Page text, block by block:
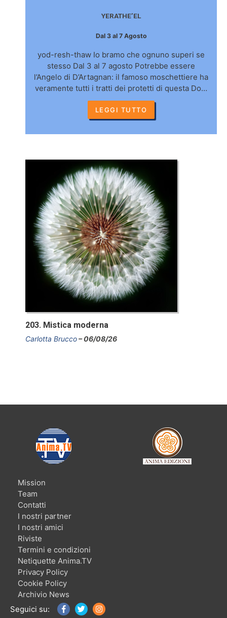
YERATHE’EL
Dal 3 al 7 Agosto
yod-resh-thaw Io bramo che ognuno superi se
stesso Dal 3 al 7 agosto Potrebbe essere
l’Angelo di D’Artagnan: il famoso moschettiere ha
veramente tutti i tratti dei protetti di questa Do…
LEGGI TUTTO
203. Mistica moderna
Carlotta Brucco 06/08/26
Mission
Team
Contatti
I nostri partner
I nostri amici
Riviste
Termini e condizioni
Netiquette Anima.TV
Privacy Policy
Cookie Policy
Archivio News
Seguici su: